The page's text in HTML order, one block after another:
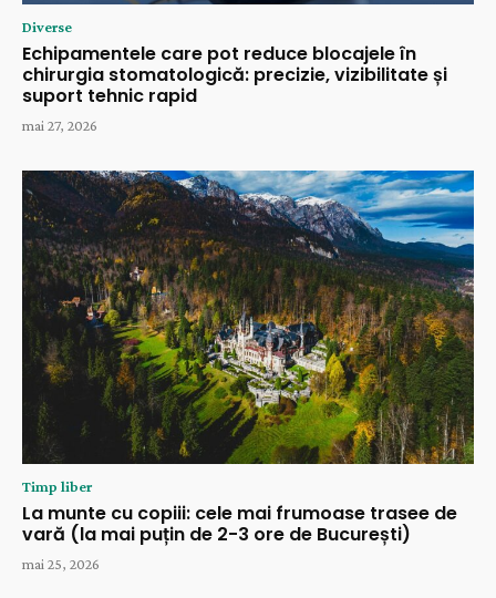
Diverse
Echipamentele care pot reduce blocajele în
chirurgia stomatologică: precizie, vizibilitate și
suport tehnic rapid
mai 27, 2026
Timp liber
La munte cu copiii: cele mai frumoase trasee de
vară (la mai puțin de 2-3 ore de București)
mai 25, 2026